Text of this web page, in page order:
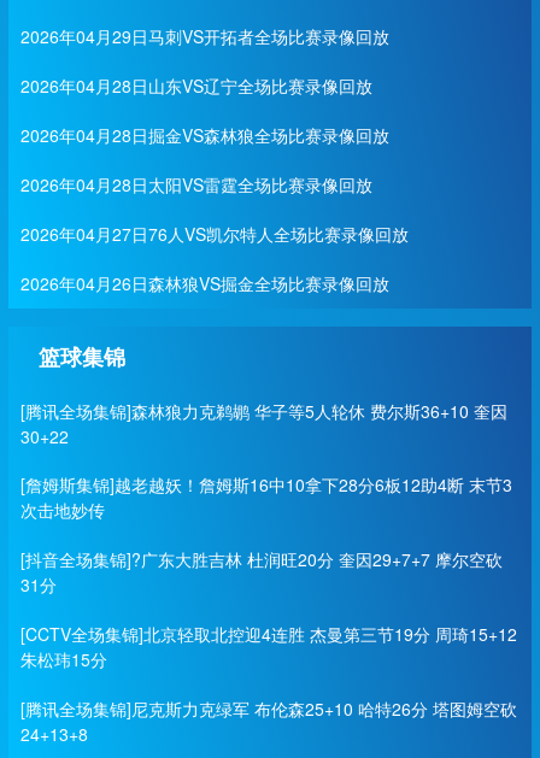
2026年04月29日马刺VS开拓者全场比赛录像回放
2026年04月28日山东VS辽宁全场比赛录像回放
2026年04月28日掘金VS森林狼全场比赛录像回放
2026年04月28日太阳VS雷霆全场比赛录像回放
2026年04月27日76人VS凯尔特人全场比赛录像回放
2026年04月26日森林狼VS掘金全场比赛录像回放
篮球集锦
[腾讯全场集锦]森林狼力克鹈鹕 华子等5人轮休 费尔斯36+10 奎因
30+22
[詹姆斯集锦]越老越妖！詹姆斯16中10拿下28分6板12助4断 末节3
次击地妙传
[抖音全场集锦]?广东大胜吉林 杜润旺20分 奎因29+7+7 摩尔空砍
31分
[CCTV全场集锦]北京轻取北控迎4连胜 杰曼第三节19分 周琦15+12
朱松玮15分
[腾讯全场集锦]尼克斯力克绿军 布伦森25+10 哈特26分 塔图姆空砍
24+13+8